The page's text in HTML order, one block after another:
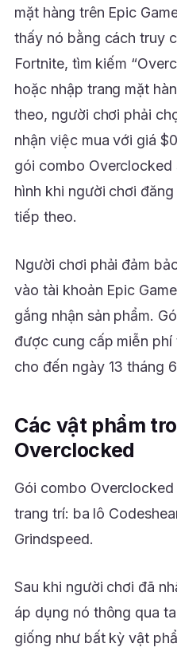
mặt hàng trên Epic
thấy nó bằng cách truy
Fortnite, tìm kiếm
hoặc nhập trang mặt
theo, người chơi phải
nhận việc mua với giá
gói combo Overclocked
hình khi người chơi
tiếp theo.
Người chơi phải đảm
vào tài khoản Epic
gắng nhận sản phẩm.
được cung cấp miễn phí
cho đến ngày 13 tháng
Các vật phẩm
Overclocked
Gói combo
trang trí: ba lô
Grindspeed.
Sau khi người chơi đã
áp dụng nó thông qua
giống như bất kỳ vật